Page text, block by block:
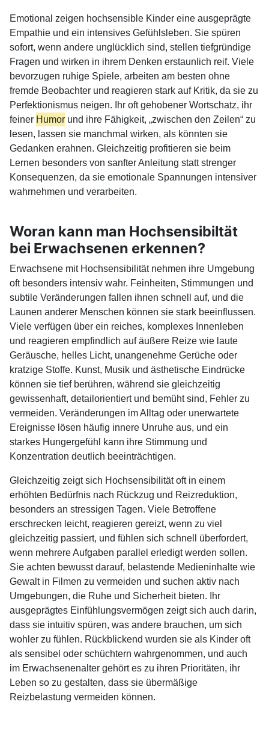
Emotional zeigen hochsensible Kinder eine ausgeprägte
Empathie und ein intensives Gefühlsleben. Sie spüren
sofort, wenn andere unglücklich sind, stellen tiefgründige
Fragen und wirken in ihrem Denken erstaunlich reif. Viele
bevorzugen ruhige Spiele, arbeiten am besten ohne
fremde Beobachter und reagieren stark auf Kritik, da sie zu
Perfektionismus neigen. Ihr oft gehobener Wortschatz, ihr
feiner Humor und ihre Fähigkeit, „zwischen den Zeilen“ zu
lesen, lassen sie manchmal wirken, als könnten sie
Gedanken erahnen. Gleichzeitig profitieren sie beim
Lernen besonders von sanfter Anleitung statt strenger
Konsequenzen, da sie emotionale Spannungen intensiver
wahrnehmen und verarbeiten.
Woran kann man Hochsensibiltät
bei Erwachsenen erkennen?
Erwachsene mit Hochsensibilität nehmen ihre Umgebung
oft besonders intensiv wahr. Feinheiten, Stimmungen und
subtile Veränderungen fallen ihnen schnell auf, und die
Launen anderer Menschen können sie stark beeinflussen.
Viele verfügen über ein reiches, komplexes Innenleben
und reagieren empfindlich auf äußere Reize wie laute
Geräusche, helles Licht, unangenehme Gerüche oder
kratzige Stoffe. Kunst, Musik und ästhetische Eindrücke
können sie tief berühren, während sie gleichzeitig
gewissenhaft, detailorientiert und bemüht sind, Fehler zu
vermeiden. Veränderungen im Alltag oder unerwartete
Ereignisse lösen häufig innere Unruhe aus, und ein
starkes Hungergefühl kann ihre Stimmung und
Konzentration deutlich beeinträchtigen.
Gleichzeitig zeigt sich Hochsensibilität oft in einem
erhöhten Bedürfnis nach Rückzug und Reizreduktion,
besonders an stressigen Tagen. Viele Betroffene
erschrecken leicht, reagieren gereizt, wenn zu viel
gleichzeitig passiert, und fühlen sich schnell überfordert,
wenn mehrere Aufgaben parallel erledigt werden sollen.
Sie achten bewusst darauf, belastende Medieninhalte wie
Gewalt in Filmen zu vermeiden und suchen aktiv nach
Umgebungen, die Ruhe und Sicherheit bieten. Ihr
ausgeprägtes Einfühlungsvermögen zeigt sich auch darin,
dass sie intuitiv spüren, was andere brauchen, um sich
wohler zu fühlen. Rückblickend wurden sie als Kinder oft
als sensibel oder schüchtern wahrgenommen, und auch
im Erwachsenenalter gehört es zu ihren Prioritäten, ihr
Leben so zu gestalten, dass sie übermäßige
Reizbelastung vermeiden können.